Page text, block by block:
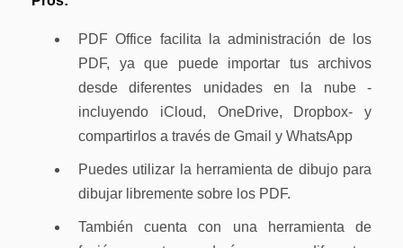
PDF Office facilita la administración de los
PDF, ya que puede importar tus archivos
desde diferentes unidades en la nube -
incluyendo iCloud, OneDrive, Dropbox- y
compartirlos a través de Gmail y WhatsApp
Puedes utilizar la herramienta de dibujo para
dibujar libremente sobre los PDF.
También cuenta con una herramienta de